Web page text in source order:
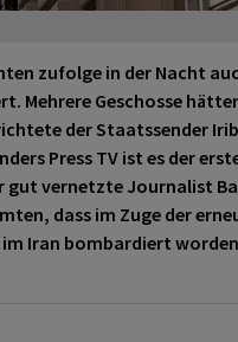
zufolge in der Nacht
Mehrere Geschosse
der Staatssender
Press TV ist es der
gut vernetzte Journalist
dass im Zuge der
im Iran bombardiert worden